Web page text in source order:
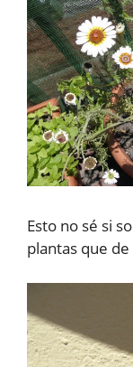
Esto no sé si
plantas que